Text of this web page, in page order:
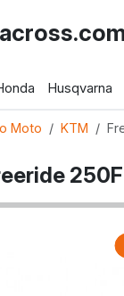
Husqvarna
Moto KTM
250F